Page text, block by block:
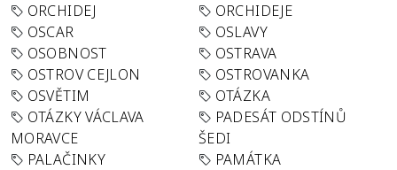
ORCHIDEJ
ORCHIDEJE
OSCAR
OSLAVY
OSOBNOST
OSTRAVA
OSTROV CEJLON
OSTROVANKA
OSVĚTIM
OTÁZKA
OTÁZKY VÁCLAVA
MORAVCE
PADESÁT ODSTÍNŮ
ŠEDI
PALAČINKY
PAMÁTKA